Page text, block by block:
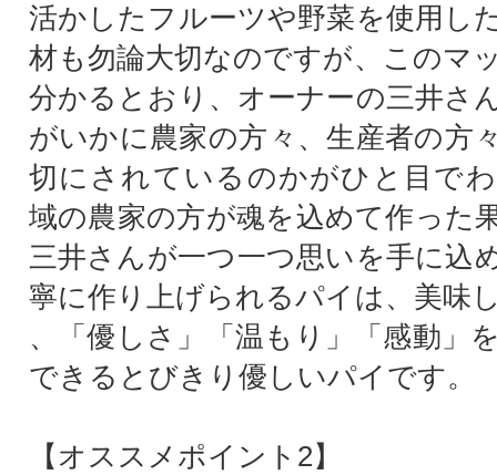
活かしたフルーツや野菜を使用し
材も勿論大切なのですが、このマ
分かるとおり、オーナーの三井さ
がいかに農家の方々、生産者の方
切にされているのかがひと目で
域の農家の方が魂を込めて作った
三井さんが一つ一つ思いを手に込
寧に作り上げられるパイは、美味
、「優しさ」「温もり」「感動」
できるとびきり優しいパイです。
【オススメポイント2】